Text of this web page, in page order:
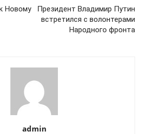
Новому
Президент Владимир Путин
встретился с волонтерами
Народного фронта
admin